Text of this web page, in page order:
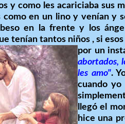
y como les acariciaba sus
como en un lino y venían y
en la frente y los
tenían tantos niños , si
por un
abortados,
les amo".
cuando yo
llegó el
hice una